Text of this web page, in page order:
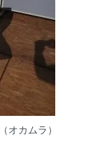
カムラ）